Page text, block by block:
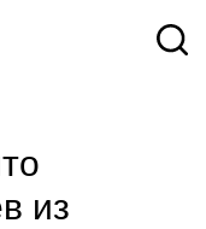
из